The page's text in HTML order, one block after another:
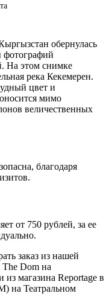
обернулась
фотографий
На этом снимке
река Кекемерен.
цвет и
мимо
величественных
, благодаря
от 750 рублей, за ее
заказ из нашей
Dom на
магазина Reportage в
на Театральном